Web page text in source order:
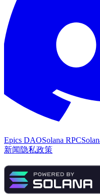
Epics DAOSolana RPC
新闻 隐私政策